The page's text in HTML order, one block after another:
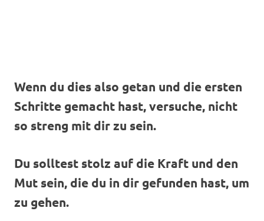
Wenn du dies also getan und die ersten
Schritte gemacht hast, versuche, nicht
so streng mit dir zu sein.
Du solltest stolz auf die Kraft und den
Mut sein, die du in dir gefunden hast, um
zu gehen.